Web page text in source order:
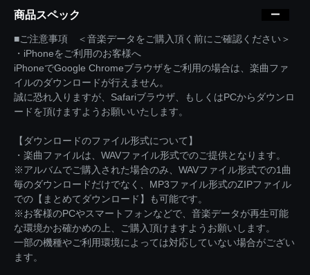
商品スペック
■ご注意事項 ＜音楽データをご購入頂く前にご確認ください＞
・iPhoneをご利用のお客様へ
iPhoneでGoogle Chromeブラウザをご利用の場合は、楽曲ファ
イルのダウンロードが行えません。
誠に恐れ入りますが、Safariブラウザ、もしくはPCからダウンロ
ードを頂けますようお願いいたします。
【ダウンロードのファイル形式について】
・楽曲ファイルは、WAVファイル形式でのご提供となります。
※アルバムでご購入された場合のみ、WAVファイル形式での1曲
毎のダウンロードだけでなく、MP3ファイル形式のZIPファイル
での【まとめてダウンロード】も可能です。
※お客様のPCやスマートフォンなどで、音楽データが再生可能
な環境かお確かめの上、ご購入頂けますようお願いします。
一部の機種やご利用環境によっては対応していない場合がござい
ます。